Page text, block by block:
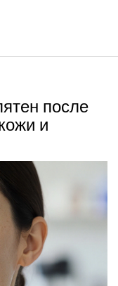
после
и